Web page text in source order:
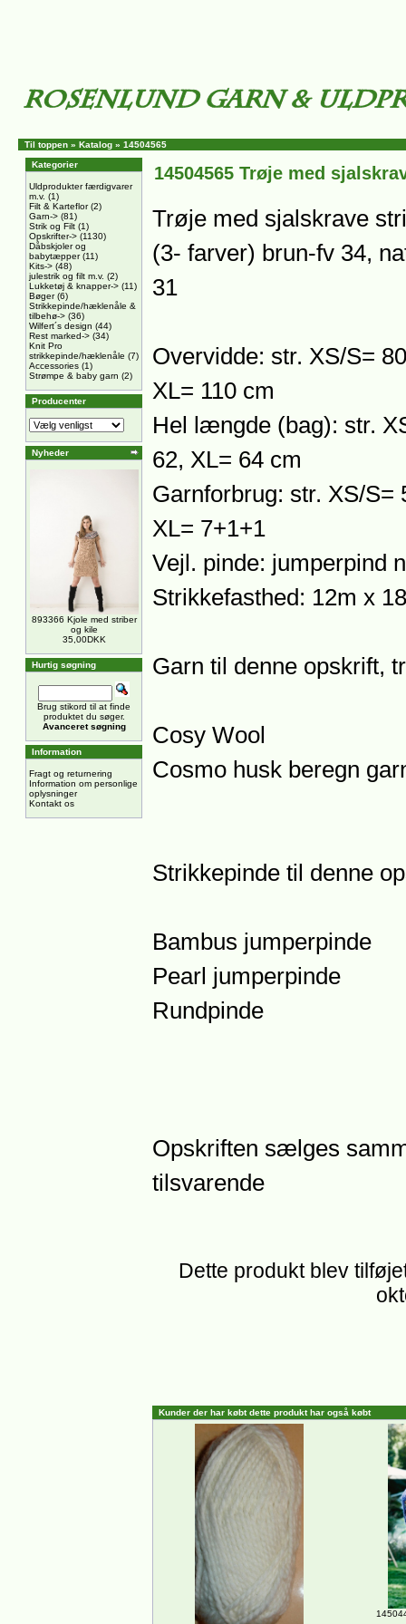
Til toppen » Katalog » 14504565
Kategorier
Uldprodukter færdigvarer
m.v. (1)
Filt & Karteflor(2)
Garn-> (81)
Strik og Filt (1)
Opskrifter-> (1130)
Dåbskjoler og
babytæpper(11)
Kits-> (48)
julestrik og filt m.v. (2)
Lukketøj & knapper-> (11)
Bøger(6)
Strikkepinde/hæklenåle &
tilbehø-> (36)
Wilfert´s design (44)
Rest marked-> (34)
Knit Pro
strikkepinde/hæklenåle (7)
Accessories (1)
Strømpe & baby garn (2)
Producenter
Nyheder
893366 Kjole med striber
og kile
35,00DKK
Hurtig søgning
Brug stikord til at finde
produktet du søger.
Avanceret søgning
Information
Fragt og returnering
Information om personlige
oplysninger
Kontakt os
14504565 Trøje med
Trøje med sjalskrave
(3- farver) brun-fv 34,
31
Overvidde: str. XS/S=
XL= 110 cm
Hel længde (bag): str.
62, XL= 64 cm
Garnforbrug: str. XS/S=
XL= 7+1+1
Vejl. pinde: jumperpind
Strikkefasthed: 12m x
Garn til denne opskrift,
Cosy Wool
Cosmo husk beregn
Strikkepinde til denne
Bambus jumperpinde
Pearl jumperpinde
Rundpinde
Opskriften sælges
tilsvarende
Dette produkt blev
Kunder der har købt dette produkt har også købt